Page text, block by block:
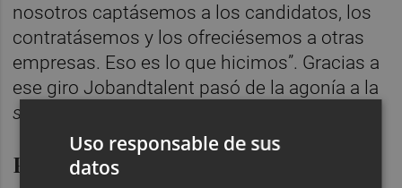
nosotros captásemos a los candidatos, los
contratásemos y los ofreciésemos a otras
empresas. Eso es lo que hicimos”. Gracias a
ese giro Jobandtalent pasó de la agonía a la
startup
Por un posible cambio regulatorio
Uso responsable de sus
datos